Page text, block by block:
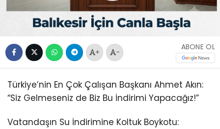
+ -
ABONE OL
Türkiye’nin En Çok Çalışan Başkanı Ahmet Akın:
“Siz Gelmeseniz de Biz Bu İndirimi Yapacağız!”
Vatandaşın Su İndirimine Koltuk Boykotu: